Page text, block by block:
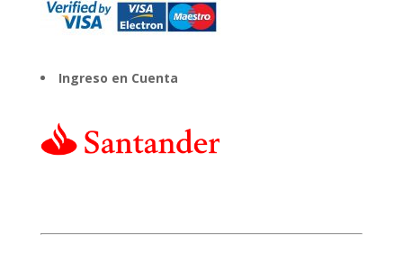
Ingreso en Cuenta